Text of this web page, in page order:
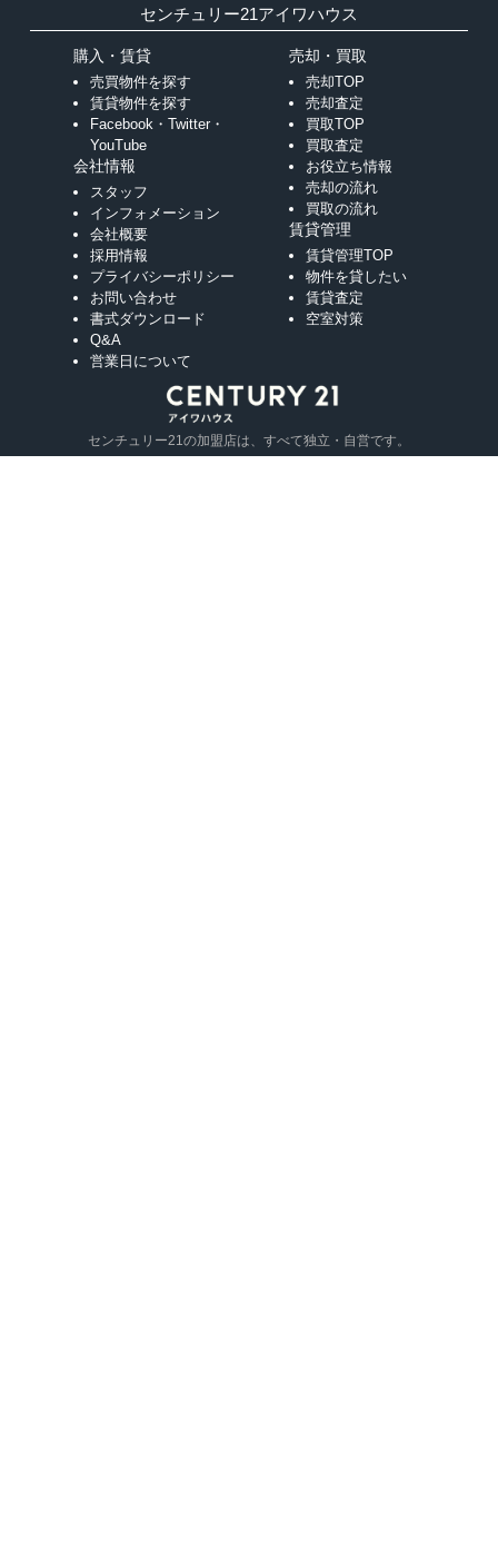
センチュリー21アイワハウス
購入・賃貸
売買物件を探す
賃貸物件を探す
Facebook・Twitter・
YouTube
会社情報
スタッフ
インフォメーション
会社概要
採用情報
プライバシーポリシー
お問い合わせ
書式ダウンロード
Q&A
営業日について
売却・買取
売却TOP
売却査定
買取TOP
買取査定
お役立ち情報
売却の流れ
買取の流れ
賃貸管理
賃貸管理TOP
物件を貸したい
賃貸査定
空室対策
センチュリー21の加盟店は、すべて独立・自営です。